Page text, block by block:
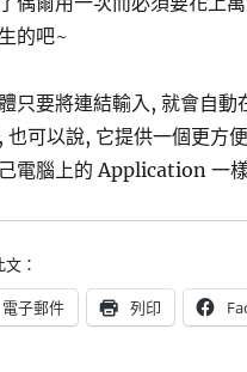
的吧~
只要將連結輸入, 就會自
也可以說, 它提供一個更方
電腦上的 Application 一
：
電子郵件 列印